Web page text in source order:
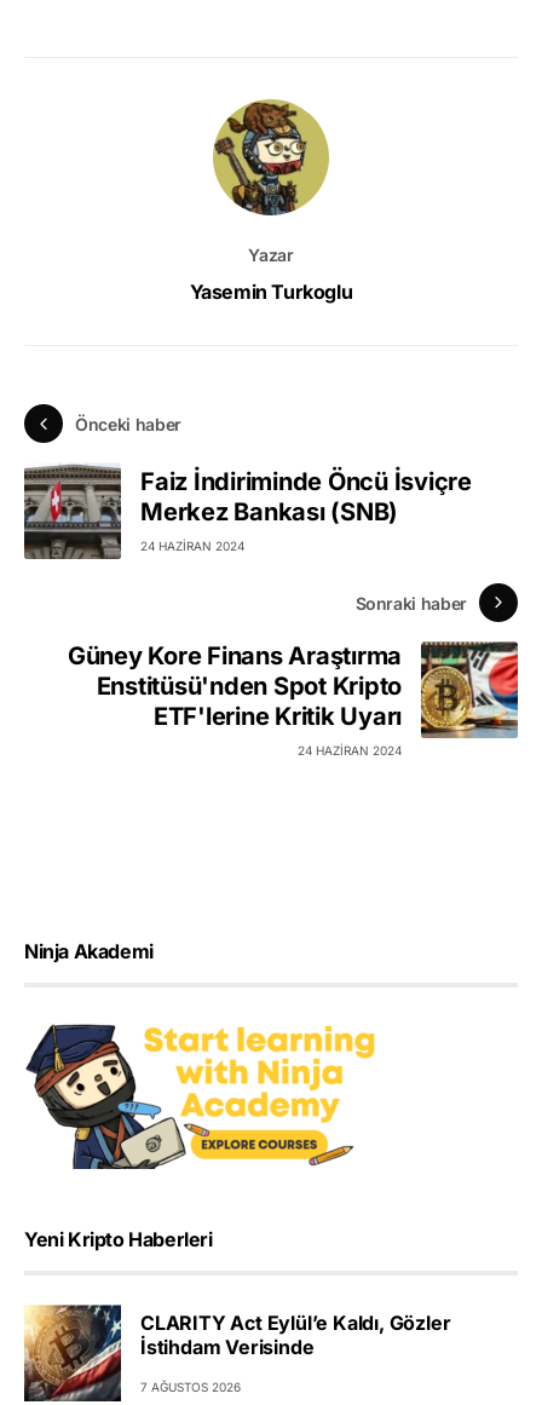
Yazar
Yasemin Turkoglu
Önceki haber
Faiz İndiriminde Öncü İsviçre
Merkez Bankası (SNB)
24 HAZIRAN 2024
Sonraki haber
Güney Kore Finans Araştırma
Enstitüsü'nden Spot Kripto
ETF'lerine Kritik Uyarı
24 HAZIRAN 2024
Ninja Akademi
Yeni Kripto Haberleri
CLARITY Act Eylül’e Kaldı, Gözler
İstihdam Verisinde
7 AĞUSTOS 2026